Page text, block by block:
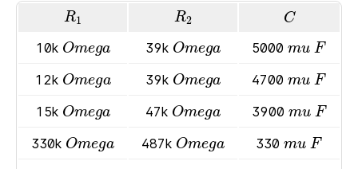
R1
R1 R2
R2 C
C
10k Omega
Omega 39k Omega
Omega 5000mu
mu F
F
12k Omega
Omega 39k Omega
Omega 4700mu
mu F
F
15k Omega
Omega 47k Omega
Omega 3900 mu
mu F
F
330k Omega
Omega 487k Omega
Omega 330mu
mu F
F